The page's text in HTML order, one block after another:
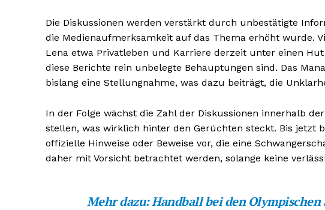
NEWSLETTER ABONNIEREN
Die Diskussionen werden verstärkt durch unbestätigte
die Medienaufmerksamkeit auf das Thema erhöht wurde.
Lena etwa Privatleben und Karriere derzeit unter einen
diese Berichte rein unbelegte Behauptungen sind. Das
bislang eine Stellungnahme, was dazu beiträgt, die
In der Folge wächst die Zahl der Diskussionen innerhalb
stellen, was wirklich hinter den Gerüchten steckt. Bis jetzt
offizielle Hinweise oder Beweise vor, die eine
daher mit Vorsicht betrachtet werden, solange keine
Mehr dazu:Handball bei den